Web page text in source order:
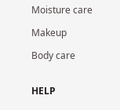
Moisture care
Makeup
Body care
HELP